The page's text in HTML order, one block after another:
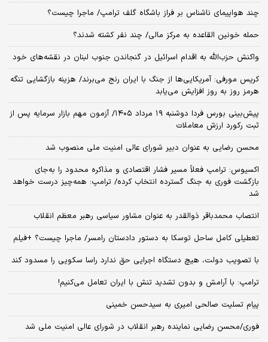
چند هواپیمای ناشناس بر فراز باشگاه گلف ترامپ/ ماجرا چیست؟
حمله خونین القاعده به مرکز مالی/ چند نفر کشته شدند؟
واکنش حزب‌الله به اقدام اسرائیل در گنجاندن جنوب لبنان در نقشه‌های خود
کریس مورفی: آمریکایی‌ها از جنگ با ایران رنج می‌برند/ هزینه بازگشایی تنگه
هرمز روز به روز افزایش می‌یابد
​پیش‌بینی بورس فردا دوشنبه ۱۹ مرداد ۱۴۰۵/ آزمون مهم بازار سرمایه پس از
ثبت رکورد ارزش معاملات
محسن رضایی به عنوان دبیر شورای عالی امنیت ملی منصوب شد
اکسیوس: ترامپ فعلاً مسیر فشار اقتصادی و مذاکره محدود را به‌جای
بازگشت فوری به جنگ گسترده انتخاب کرده/ ترامپ: همه‌چیز درست خواهد
شد
انتصاب محمدباقر ذوالقدر به عنوان مشاور سیاسی رهبر معظم انقلاب
تعطیلی کامل ساحل توسکا به دستور دادستان رامسر/ ماجرا چیست؟ +فیلم
با تصویب دولت، هیچ دستگاه اجرایی حق ندارد راسا سکویی را مسدود کند
ترامپ: با آرامش و بدون تشدید تنش با ایران تعامل می‌کنیم!
پیام تسلیت صالحی امیری به سیدحسن خمینی
فوری/محسن رضایی نماینده رهبر انقلاب در شورای عالی امنیت ملی شد